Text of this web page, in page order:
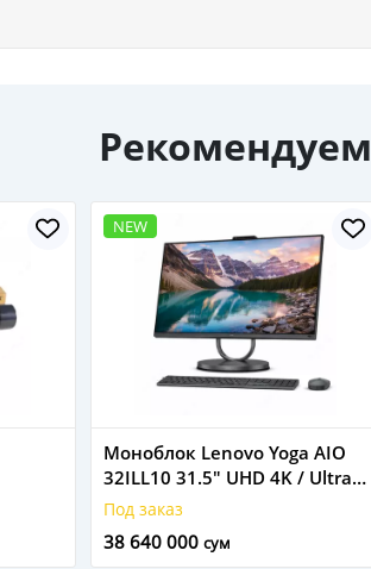
Рекомендуем
NEW
Моноблок Lenovo Yoga AIO
32ILL10 31.5" UHD 4K / Ultra 7
258V /Storm Grey
Под заказ
38 640 000 сум